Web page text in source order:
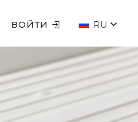
ВОЙТИ RU